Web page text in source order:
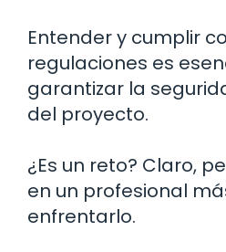
Entender y cumplir
regulaciones es
garantizar la
del proyecto.
¿Es un reto? Claro,
en un profesional
enfrentarlo.